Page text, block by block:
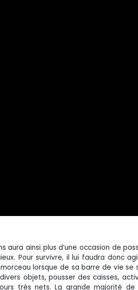
aura ainsi plus d’une occasion de
Pour survivre, il lui faudra donc
lorsque de sa barre de vie se
objets, pousser des caisses,
très nets. La grande majorité de